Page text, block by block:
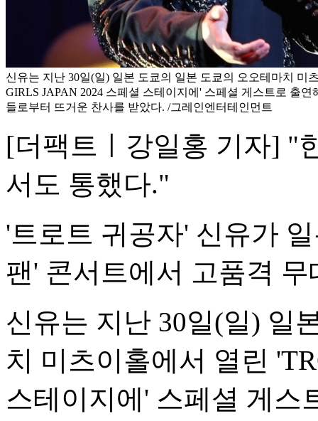
신유는 지난 30일(일) 일본 도쿄의 일본 도쿄의 오오테마치 미
GIRLS JAPAN 2024 스페셜 스테이지에' 스페셜 게스트로 출
들로부터 뜨거운 찬사를 받았다. /그레인엔터테인먼트
[더팩트ㅣ강일홍 기자] "
서도 통했다."
'트로트 귀공자' 신유가
팬' 콘서트에서 고품격
신유는 지난 30일(일) 일
치 미츠이홀에서 열린
스테이지에' 스페셜 게스